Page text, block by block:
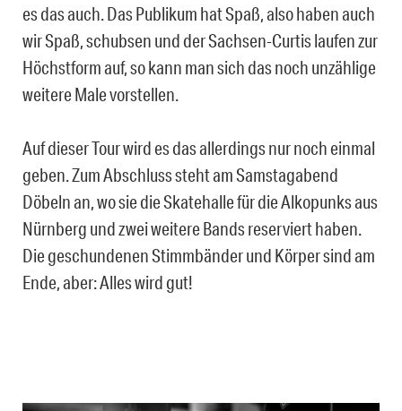
es das auch. Das Publikum hat Spaß, also haben auch
wir Spaß, schubsen und der Sachsen-Curtis laufen zur
Höchstform auf, so kann man sich das noch unzählige
weitere Male vorstellen.
Auf dieser Tour wird es das allerdings nur noch einmal
geben. Zum Abschluss steht am Samstagabend
Döbeln an, wo sie die Skatehalle für die Alkopunks aus
Nürnberg und zwei weitere Bands reserviert haben.
Die geschundenen Stimmbänder und Körper sind am
Ende, aber: Alles wird gut!